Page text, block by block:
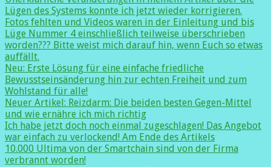
Lügen des Systems konnte ich jetzt wieder korrigieren.
Fotos fehlten und Videos waren in der Einleitung und bis
Lüge Nummer 4 einschließlich teilweise überschrieben
worden??? Bitte weist mich darauf hin, wenn Euch so etwas
auffällt.
Neu: Erste Lösung für eine einfache friedliche
Bewusstseinsänderung hin zur echten Freiheit und zum
Wohlstand für alle!
Neuer Artikel: Reizdarm: Die beiden besten Gegen-Mittel
und wie ernähre ich mich richtig
Ich habe jetzt doch noch einmal zugeschlagen! Das Angebot
war einfach zu verlockend! Am Ende des Artikels
10.000 Ultima von der Smartchain sind von der Firma
verbrannt worden!